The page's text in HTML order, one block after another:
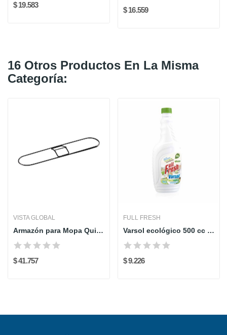
$ 19.583
$ 16.559
16 Otros Productos En La Misma
Categoría:
VISTA GLOBAL
Armazón para Mopa Quitapolvo Select 61 cm...
$ 41.757
FULL FRESH
Varsol ecológico 500 cc Full Fresh
$ 9.226